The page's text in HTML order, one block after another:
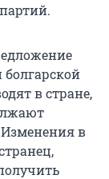
в стране,
в